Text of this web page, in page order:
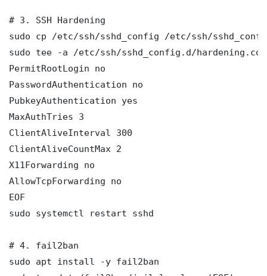
# 3. SSH Hardening
sudo cp /etc/ssh/sshd_config /etc/ssh/
sudo tee -a /etc/ssh/sshd_config.d/
PermitRootLogin no
PasswordAuthentication no
PubkeyAuthentication yes
MaxAuthTries 3
ClientAliveInterval 300
ClientAliveCountMax 2
X11Forwarding no
AllowTcpForwarding no
EOF
sudo systemctl restart sshd
# 4. fail2ban
sudo apt install -y fail2ban